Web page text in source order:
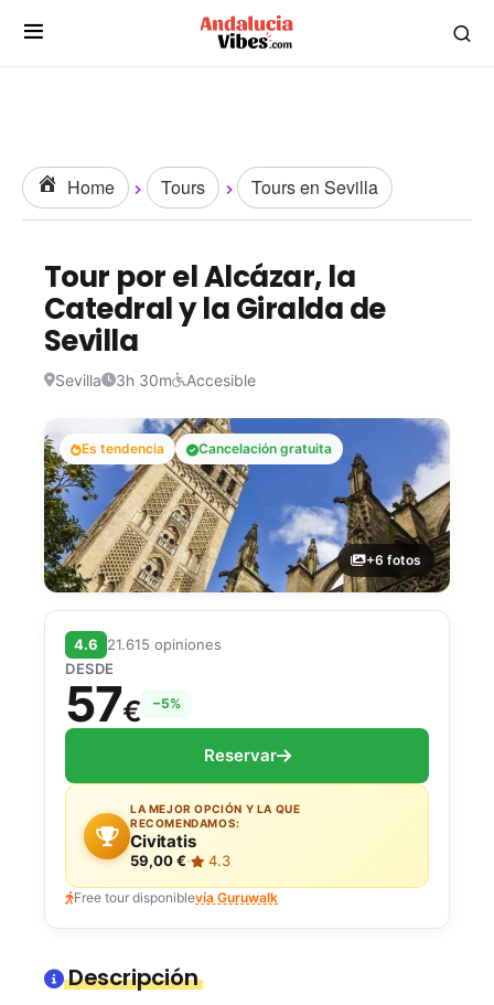
Home Tours Tours en Sevilla
Tour por el Alcázar, la
Catedral y la Giralda de
Sevilla
Sevilla 3h 30m Accesible
Es tendencia Cancelación gratuita
+6 fotos
4.6
21.615 opiniones
DESDE
57€ −5%
Reservar
LA MEJOR OPCIÓN Y LA QUE
RECOMENDAMOS:
Civitatis
59,00 €· 4.3
Free tour disponiblevía Guruwalk
Descripción